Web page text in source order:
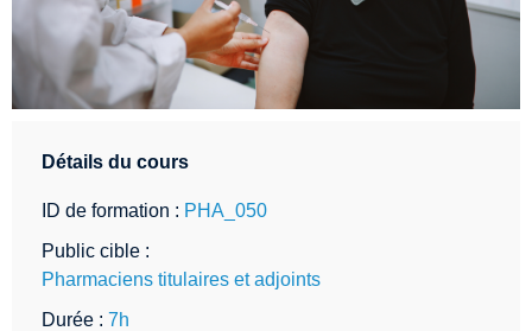
Détails du cours
ID de formation : PHA_050
Public cible :
Pharmaciens titulaires et adjoints
Durée : 7h